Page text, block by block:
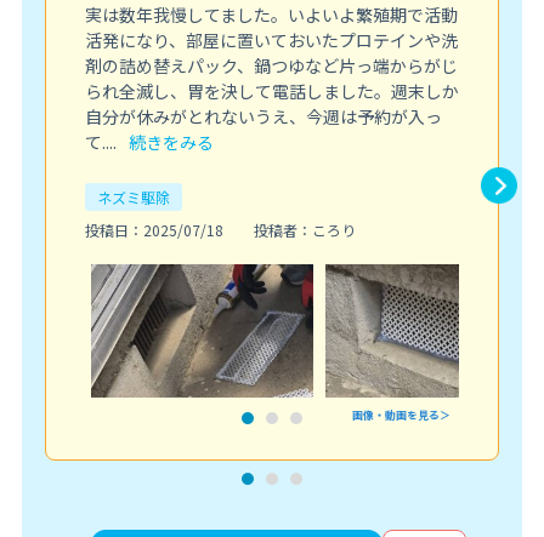
実は数年我慢してました。いよいよ繁殖期で活動
活発になり、部屋に置いておいたプロテインや洗
剤の詰め替えパック、鍋つゆなど片っ端からがじ
られ全滅し、胃を決して電話しました。週末しか
自分が休みがとれないうえ、今週は予約が入っ
て.... 続きをみる
ネズミ駆除
投稿日：2025/07/18
投稿者：ころり
画像・動画を見る＞